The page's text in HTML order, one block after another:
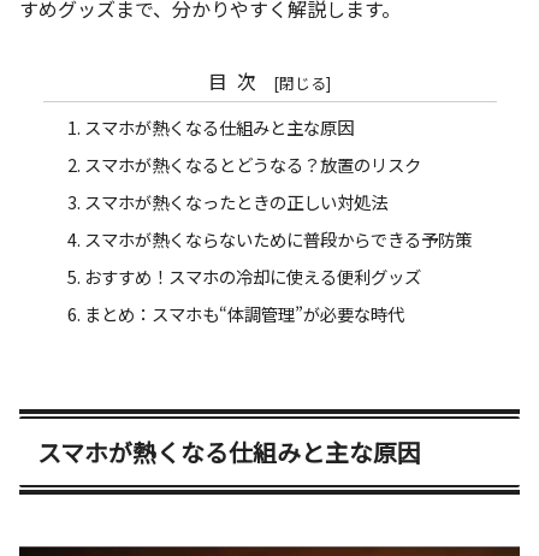
すめグッズまで、分かりやすく解説します。
目次
スマホが熱くなる仕組みと主な原因
スマホが熱くなるとどうなる？放置のリスク
スマホが熱くなったときの正しい対処法
スマホが熱くならないために普段からできる予防策
おすすめ！スマホの冷却に使える便利グッズ
まとめ：スマホも“体調管理”が必要な時代
スマホが熱くなる仕組みと主な原因